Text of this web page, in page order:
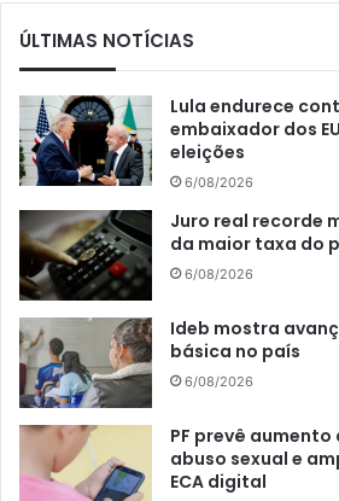
ÚLTIMAS NOTÍCIAS
Lula endurece
embaixador dos
eleições
6/08/2026
Juro real recorde
da maior taxa do
6/08/2026
Ideb mostra
básica no país
6/08/2026
PF prevê
abuso sexual e
ECA digital